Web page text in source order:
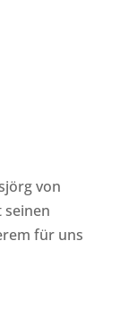
von
seinen
für uns